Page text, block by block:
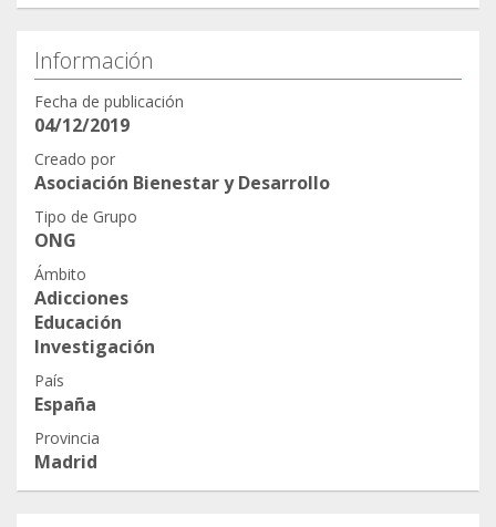
Información
Fecha de publicación
04/12/2019
Creado por
Asociación Bienestar y Desarrollo
Tipo de Grupo
ONG
Ámbito
Adicciones
Educación
Investigación
País
España
Provincia
Madrid